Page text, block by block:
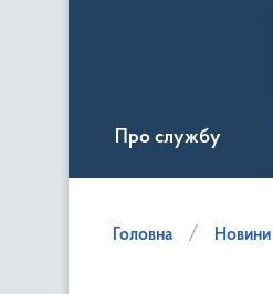
Про службу
Головна Новини